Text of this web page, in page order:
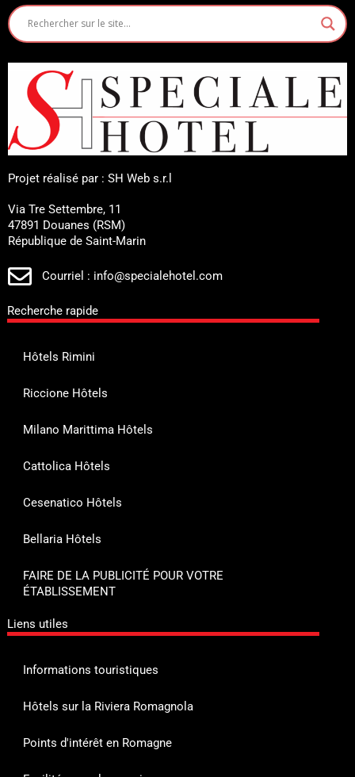
Projet réalisé par : SH Web s.r.l
Via Tre Settembre, 11
47891 Douanes (RSM)
République de Saint-Marin
Courriel : info@specialehotel.com
Recherche rapide
Hôtels Rimini
Riccione Hôtels
Milano Marittima Hôtels
Cattolica Hôtels
Cesenatico Hôtels
Bellaria Hôtels
FAIRE DE LA PUBLICITÉ POUR VOTRE
ÉTABLISSEMENT
Liens utiles
Informations touristiques
Hôtels sur la Riviera Romagnola
Points d'intérêt en Romagne